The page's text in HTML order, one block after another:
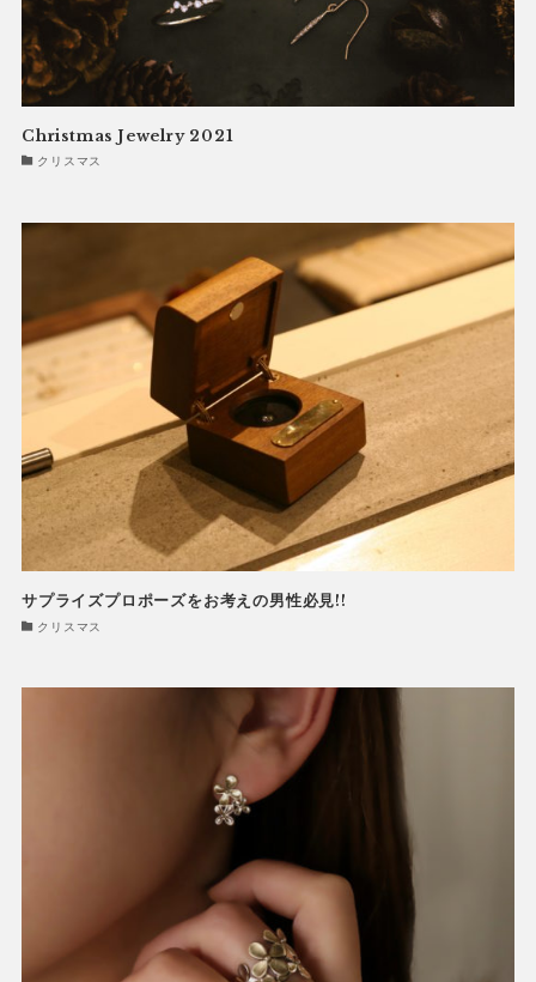
Christmas Jewelry 2021
クリスマス
サプライズプロポーズをお考えの男性必見!!
クリスマス